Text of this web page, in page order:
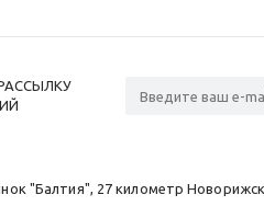
"Балтия", 27 километр